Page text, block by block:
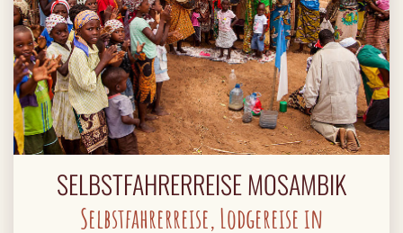
SELBSTFAHRERREISE MOSAMBIK
Selbstfahrerreise, Lodgereise in